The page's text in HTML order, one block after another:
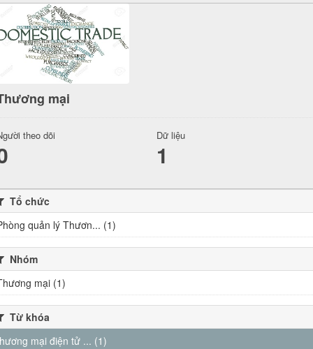
mại
theo dõi Dữ liệu
1
Tổ chức
quản lý Thươn... (1)
Nhóm
mại (1)
Từ khóa
mại điện tử ... (1)